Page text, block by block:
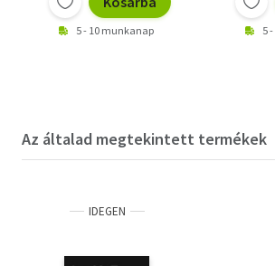
5 - 10 munkanap 5
Az általad megtekintett termékek
IDEGEN